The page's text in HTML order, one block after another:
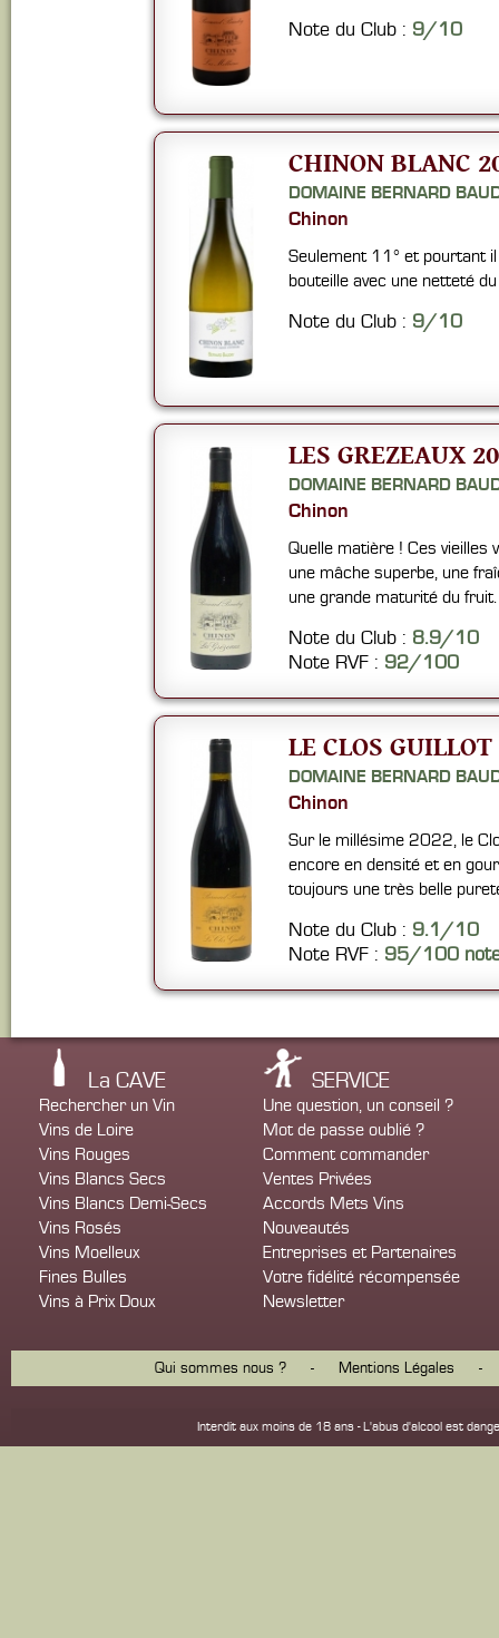
Note du Club : 9/10
CHINON BLANC
DOMAINE BERNARD
Chinon
Seulement 11° et pourtant
bouteille avec une netteté
Note du Club : 9/10
LES GREZEAUX
DOMAINE BERNARD
Chinon
Quelle matière ! Ces vieilles
une mâche superbe, une
une grande maturité du fruit.
Note du Club : 8.9/10
Note RVF : 92/100
LE CLOS
DOMAINE BERNARD
Chinon
Sur le millésime 2022, le
encore en densité et en
toujours une très belle
Note du Club : 9.1/10
Note RVF : 95/100
La CAVE
Rechercher un Vin
Vins de Loire
Vins Rouges
Vins Blancs Secs
Vins Blancs Demi-Secs
Vins Rosés
Vins Moelleux
Fines Bulles
Vins à Prix Doux
SERVICE
Une question, un conseil ?
Mot de passe oublié ?
Comment commander
Ventes Privées
Accords Mets Vins
Nouveautés
Entreprises et Partenaires
Votre fidélité récompensée
Newsletter
Qui sommes nous ? - Mentions Légales -
Interdit aux moins de 18 ans - L'abus d'alcool est